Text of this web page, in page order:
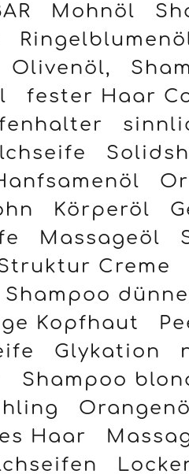
Mohnöl
Olivenöl,
fester Haar
Körperöl
Massageöl
Creme
Shampoo
Kopfhaut
Glykation
Shampoo
Haar